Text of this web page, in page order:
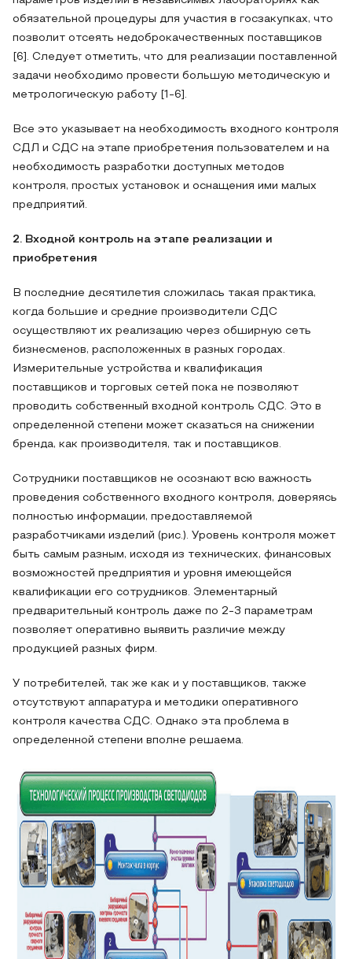
обязательной процедуры для участия в госзакупках, что
позволит отсеять недоброкачественных поставщиков
[6]. Следует отметить, что для реализации поставленной
задачи необходимо провести большую методическую и
метрологическую работу [1-6].
Все это указывает на необходимость входного контроля
СДЛ и СДС на этапе приобретения пользователем и на
необходимость разработки доступных методов
контроля, простых установок и оснащения ими малых
предприятий.
2. Входной контроль на этапе реализации и
приобретения
В последние десятилетия сложилась такая практика,
когда большие и средние производители СДС
осуществляют их реализацию через обширную сеть
бизнесменов, расположенных в разных городах.
Измерительные устройства и квалификация
поставщиков и торговых сетей пока не позволяют
проводить собственный входной контроль СДС. Это в
определенной степени может сказаться на снижении
бренда, как производителя, так и поставщиков.
Сотрудники поставщиков не осознают всю важность
проведения собственного входного контроля, доверяясь
полностью информации, предоставляемой
разработчиками изделий (рис.). Уровень контроля может
быть самым разным, исходя из технических, финансовых
возможностей предприятия и уровня имеющейся
квалификации его сотрудников. Элементарный
предварительный контроль даже по 2-3 параметрам
позволяет оперативно выявить различие между
продукцией разных фирм.
У потребителей, так же как и у поставщиков, также
отсутствуют аппаратура и методики оперативного
контроля качества СДС. Однако эта проблема в
определенной степени вполне решаема.